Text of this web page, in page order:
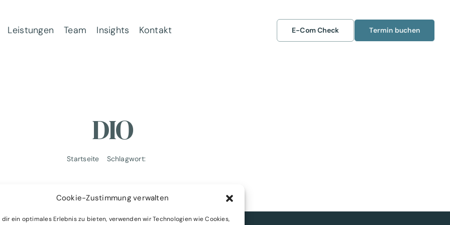
Cookie-Zustimmung verwalten
dir ein optimales Erlebnis zu bieten, verwenden wir Technologien wie Cookies,
Leistungen Team Insights Kontakt E-Com Check Termin buchen
DIO
Startseite Schlagwort: